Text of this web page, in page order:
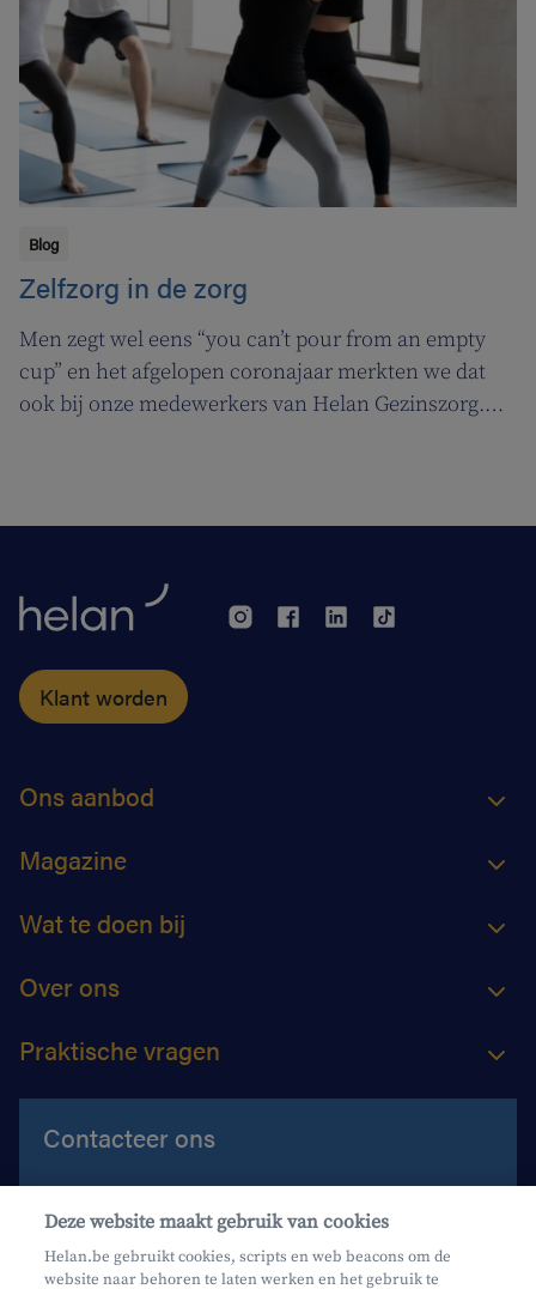
Blog
Zelfzorg in de zorg
Men zegt wel eens “you can’t pour from an empty
cup” en het afgelopen coronajaar merkten we dat
ook bij onze medewerkers van Helan Gezinszorg.
hun klanten kunnen zorgen.
Klant worden
Ons aanbod
Magazine
Wat te doen bij
Over ons
Praktische vragen
Contacteer ons
Contacteer ons
Maak een afspraak
Deze website maakt gebruik van cookies
Helan.be gebruikt cookies, scripts en web beacons om de
website naar behoren te laten werken en het gebruik te